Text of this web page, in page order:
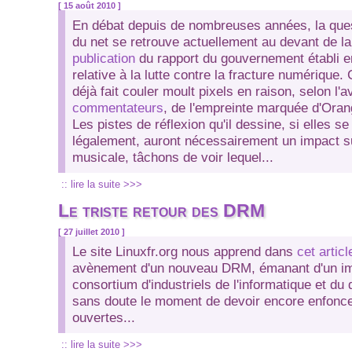
[ 15 août 2010 ]
En débat depuis de nombreuses années, la
du net se retrouve actuellement au devant de
publicationdu rapport du gouvernement établi
relative à la lutte contre la fracture numérique.
déjà fait couler moult pixels en raison, selon
commentateurs, de l'empreinte marquée
Les pistes de réflexion qu'il dessine, si elles
légalement, auront nécessairement un impact
musicale, tâchons de voir lequel...
:: lire la suite >>>
Le triste retour des DRM
[ 27 juillet 2010 ]
Le site Linuxfr.org nous apprend dans cet
avènement d'un nouveau DRM, émanant d'un
consortium d'industriels de l'informatique et du
sans doute le moment de devoir encore
ouvertes...
:: lire la suite >>>